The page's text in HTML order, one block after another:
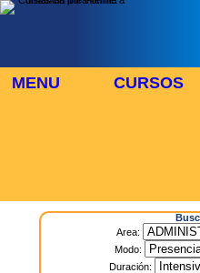
MENU CURSOS
Area:
Modo:
Duración: